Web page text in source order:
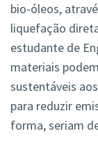
bio-óleos,
liquefação
estudante de
materiais
sustentáveis
para reduzir
forma, seriam